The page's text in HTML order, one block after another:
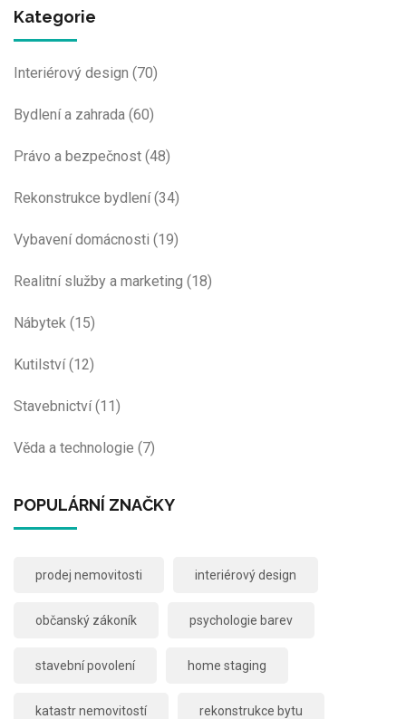
Kategorie
Interiérový design (70)
Bydlení a zahrada (60)
Právo a bezpečnost (48)
Rekonstrukce bydlení(34)
Vybavení domácnosti (19)
Realitní služby a marketing (18)
Nábytek (15)
Kutilství(12)
Stavebnictví(11)
Věda a technologie (7)
POPULÁRNÍ ZNAČKY
prodej nemovitosti interiérový design
občanský zákoník psychologie barev
stavební povolení home staging
katastr nemovitostí rekonstrukce bytu